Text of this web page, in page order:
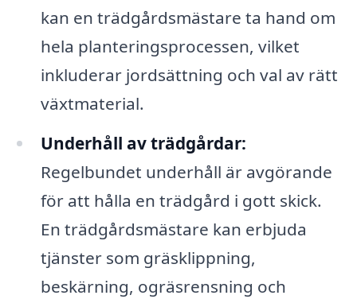
kan en trädgårdsmästare ta hand om
hela planteringsprocessen, vilket
inkluderar jordsättning och val av rätt
växtmaterial.
Underhåll av trädgårdar:
Regelbundet underhåll är avgörande
för att hålla en trädgård i gott skick.
En trädgårdsmästare kan erbjuda
tjänster som gräsklippning,
beskärning, ogräsrensning och